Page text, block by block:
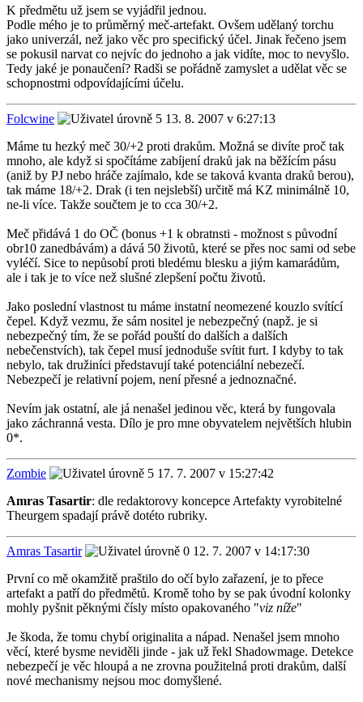
K předmětu už jsem se vyjádřil jednou.
Podle mého je to průměrný meč-artefakt. Ovšem udělaný torchu
jako univerzál, než jako věc pro specifický účel. Jinak řečeno jsem
se pokusil narvat co nejvíc do jednoho a jak vidíte, moc to nevyšlo.
Tedy jaké je ponaučení? Radši se pořádně zamyslet a udělat věc se
schopnostmi odpovídajícími účelu.
Folcwine
13. 8. 2007 v 6:27:13
Máme tu hezký meč 30/+2 proti drakům. Možná se divíte proč tak
mnoho, ale když si spočítáme zabíjení draků jak na běžícím pásu
(aniž by PJ nebo hráče zajímalo, kde se taková kvanta draků berou),
tak máme 18/+2. Drak (i ten nejslebší) určitě má KZ minimálně 10,
ne-li více. Takže součtem je to cca 30/+2.
Meč přidává 1 do OČ (bonus +1 k obratnsti - možnost s původní
obr10 zanedbávám) a dává 50 životů, které se přes noc sami od sebe
vyléčí. Sice to nepůsobí proti bledému blesku a jiým kamarádům,
ale i tak je to více než slušné zlepšení počtu životů.
Jako poslední vlastnost tu máme instatní neomezené kouzlo svítící
čepel. Když vezmu, že sám nositel je nebezpečný (napž. je si
nebezpečný tím, že se pořád pouští do dalších a dalších
nebečenstvích), tak čepel musí jednoduše svítit furt. I kdyby to tak
nebylo, tak družiníci představují také potenciální nebezečí.
Nebezpečí je relativní pojem, není přesné a jednoznačné.
Nevím jak ostatní, ale já nenašel jedinou věc, která by fungovala
jako záchranná vesta. Dílo je pro mne obyvatelem největších hlubin
0*.
Zombie
17. 7. 2007 v 15:27:42
Amras Tasartir: dle redaktorovy koncepce Artefakty vyrobitelné
Theurgem spadají právě dotéto rubriky.
Amras Tasartir
12. 7. 2007 v 14:17:30
První co mě okamžitě praštilo do očí bylo zařazení, je to přece
artefakt a patří do předmětů. Kromě toho by se pak úvodní kolonky
mohly pyšnit pěknými čísly místo opakovaného "viz níže"
Je škoda, že tomu chybí originalita a nápad. Nenašel jsem mnoho
věcí, které bysme neviděli jinde - jak už řekl Shadowmage. Detekce
nebezpečí je věc hloupá a ne zrovna použitelná proti drakům, další
nové mechanismy nejsou moc domyšlené.